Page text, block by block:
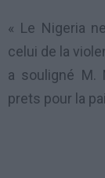
« Le Nigeria
celui de la
a souligné M.
prets pour la